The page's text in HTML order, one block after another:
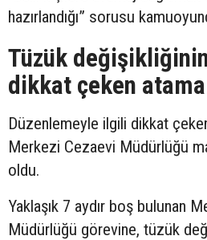
hazırlandığı” sorusu
Tüzük
dikkat çeken atama
Düzenlemeyle ilgili dikkat
Merkezi Cezaevi Müdürlüğü
oldu.
Yaklaşık 7 aydır boş bulunan
Müdürlüğü görevine, tüzük